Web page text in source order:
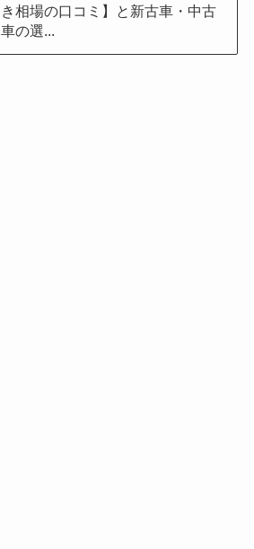
き相場の口コミ】と新古車・中古
車の選...